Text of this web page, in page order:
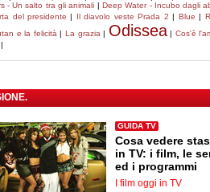
- Un salto tra gli animali | Deep Water - Incubo dagli
del presidente | Il diavolo veste Prada 2 | Blue |
e la felicità | La grazia | Odissea| Cos'è
|
GUIDA TV
Cosa vedere
in TV: i film, le
ed i programmi
I film oggi in TV